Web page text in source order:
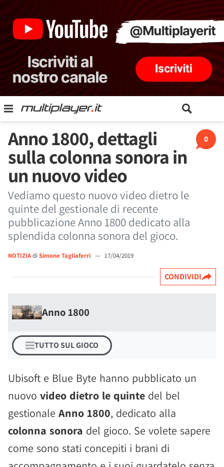
0
Anno 1800, dettagli
sulla colonna sonora in
un nuovo video
Vediamo questo nuovo video dietro le
quinte del gestionale di recente
pubblicazione Anno 1800 dedicato alla
splendida colonna sonora del gioco.
NOTIZIAdi Simone Tagliaferri — 17/04/2019
CONDIVIDI
Anno 1800
TUTTO SUL GIOCO
Ubisoft e Blue Byte hanno pubblicato un
nuovo video dietro le quinte del bel
gestionale Anno 1800, dedicato alla
colonna sonora del gioco. Se volete sapere
come sono stati concepiti i brani di